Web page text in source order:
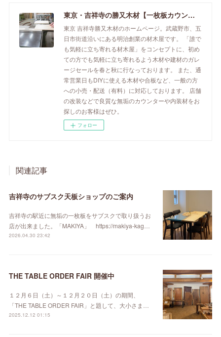
東京・吉祥寺の勝又木材【一枚板カウンター】
東京 吉祥寺勝又木材のホームページ。武蔵野市、五
日市街道沿いにある明治創業の材木屋です。 「誰で
も気軽に立ち寄れる材木屋」をコンセプトに、初め
ての方でも気軽に立ち寄れるよう木材や建材のガレ
ージセールを春と秋に行なっております。 また、通
常営業日もDIYに使える木材や合板など、一般の方
への小売・配送（有料）に対応しております。 店舗
の改装などで良質な無垢のカウンターや内装材をお
探しのお客様はぜひ。
フォロー
関連記事
吉祥寺のサブスク天板ショップのご案内
吉祥寺の駅近に無垢の一枚板をサブスクで取り扱うお
店が出来ました。「MAKIYA」 https://makiya-kag…
2026.04.30 23:42
THE TABLE ORDER FAIR 開催中
１２月６日（土）～１２月２０日（土）の期間、
「THE TABLE ORDER FAIR」と題して、大小さま…
2025.12.12 01:15